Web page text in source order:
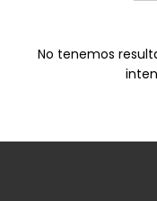
No tenemos